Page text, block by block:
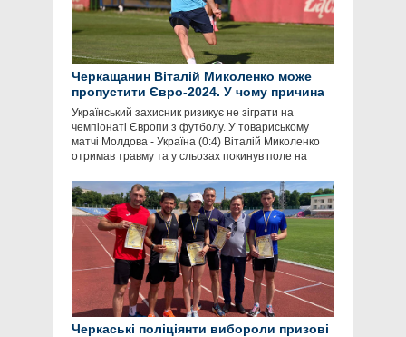
Черкащанин Віталій Миколенко може
пропустити Євро-2024. У чому причина
Український захисник ризикує не зіграти на
чемпіонаті Європи з футболу. У товариському
матчі Молдова - Україна (0:4) Віталій Миколенко
отримав травму та у сльозах покинув поле на
Черкаські поліціянти вибороли призові